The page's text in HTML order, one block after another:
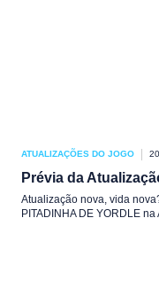
ATUALIZAÇÕES DO JOGO
Prévia da
Atualização nova, vida
PITADINHA DE YORDLE